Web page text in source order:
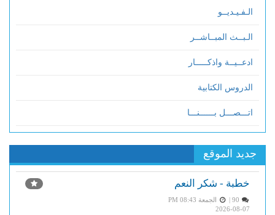
الـفـيـديــو
الـبــث المبــاشــر
ادعــيــة واذكـــــار
الدروس الكتابية
اتـــصـــل بــــــنـــا
جديد الموقع
خطبة - شكر النعم
الجمعة PM 08:43
2026-08-07